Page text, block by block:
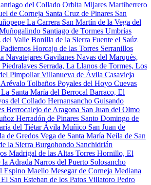
del Collado Orbita Mijares Martiherrero
de Corneja Santa Cruz de Pinares San
La Carrera San Martín de la Vega del
Santiago de Tormes Umbrías
del Valle Bonilla de la Sierra Fuente el Saúz
Padiernos Horcajo de las Torres Serranillos
Navatejares Gavilanes Navas del Marqués,
Piedralaves Serrada, La Llanos de Tormes, Los
PimpollarVillanueva de Ávila Casavieja
Arévalo Tolbaños Poyales del Hoyo Cuevas
Santa María del Berrocal Barraco, El
del Collado Hernansancho Guisando
Berrocalejo de Aragona San Juan del Olmo
Herradón de Pinares Santo Domingo de
del Tiétar Ávila Muñico San Juan de
de Gredos Vega de Santa María Neila de San
la Sierra Burgohondo Sanchidrián
Madrigal de las Altas Torres Hornillo, El
la Adrada Narros del Puerto Solosancho
Espino Maello Mesegar de Corneja Mediana
San Esteban de los Patos Villatoro Pedro